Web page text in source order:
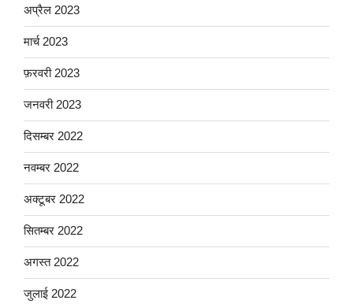
अप्रैल 2023
मार्च 2023
फ़रवरी 2023
जनवरी 2023
दिसम्बर 2022
नवम्बर 2022
अक्टूबर 2022
सितम्बर 2022
अगस्त 2022
जुलाई 2022